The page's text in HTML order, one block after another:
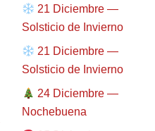
21 Diciembre —
Solsticio de Invierno
21 Diciembre —
Solsticio de Invierno
24 Diciembre —
Nochebuena